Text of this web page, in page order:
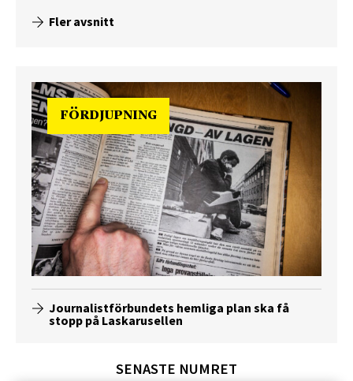
Fler avsnitt
FÖRDJUPNING
Journalistförbundets hemliga plan ska få
stopp på Laskarusellen
SENASTE NUMRET